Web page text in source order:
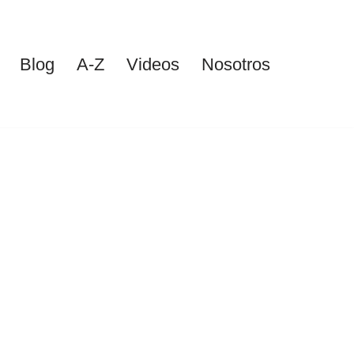
Blog A-Z Videos Nosotros